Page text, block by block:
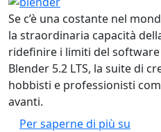
Se c’è una costante nel
la straordinaria capacità
ridefinire i limiti del
Blender 5.2 LTS, la suite di
hobbisti e professionisti
avanti.
Per saperne di più su